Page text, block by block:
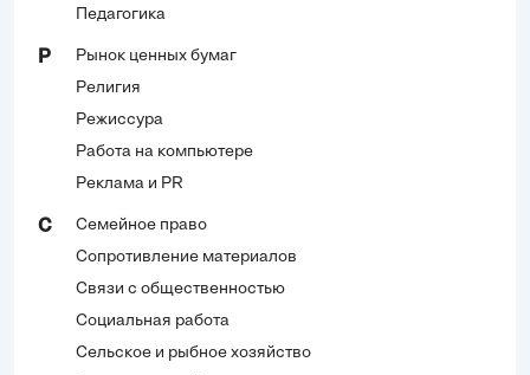
Педагогика
Р
Рынок ценных бумаг
Религия
Режиссура
Работа на компьютере
Реклама и PR
С
Семейное право
Сопротивление материалов
Связи с общественностью
Социальная работа
Сельское и рыбное хозяйство